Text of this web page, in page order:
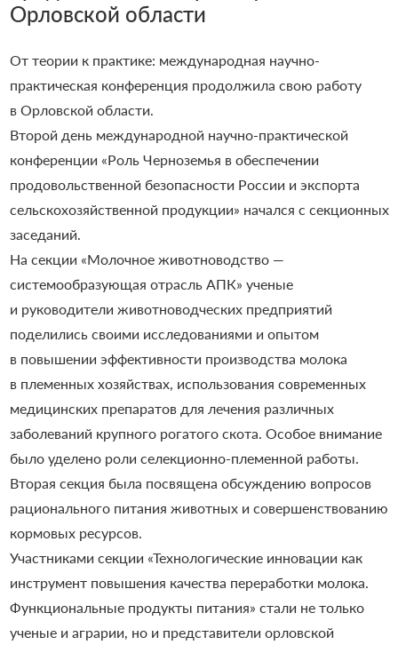
Орловской области
От теории к практике: международная научно-
практическая конференция продолжила свою работу
в Орловской области.
Второй день международной научно-практической
конференции «Роль Черноземья в обеспечении
продовольственной безопасности России и экспорта
сельскохозяйственной продукции» начался с секционных
заседаний.
На секции «Молочное животноводство —
системообразующая отрасль АПК» ученые
и руководители животноводческих предприятий
поделились своими исследованиями и опытом
в повышении эффективности производства молока
в племенных хозяйствах, использования современных
медицинских препаратов для лечения различных
заболеваний крупного рогатого скота. Особое внимание
было уделено роли селекционно-племенной работы.
Вторая секция была посвящена обсуждению вопросов
рационального питания животных и совершенствованию
кормовых ресурсов.
Участниками секции «Технологические инновации как
инструмент повышения качества переработки молока.
Функциональные продукты питания» стали не только
ученые и аграрии, но и представители орловской